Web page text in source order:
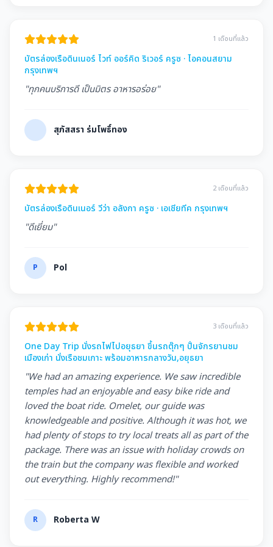
1 เดือนที่แล้ว
บัตรล่องเรือดินเนอร์ ไวท์ ออร์คิด ริเวอร์ ครูซ · ไอคอนสยาม
กรุงเทพฯ
"ทุกคนบริการดี เป็นมิตร อาหารอร่อย"
สุภัสสรา ร่มโพธิ์ทอง
2 เดือนที่แล้ว
บัตรล่องเรือดินเนอร์ วีว่า อลังกา ครูซ · เอเชียทีค กรุงเทพฯ
"ดีเยี่ยม"
P Pol
3 เดือนที่แล้ว
One Day Trip นั่งรถไฟไปอยุธยา ขึ้นรถตุ๊กๆ ปั่นจักรยานชม
เมืองเก่า นั่งเรือชมเกาะ พร้อมอาหารกลางวัน,อยุธยา
"We had an amazing experience. We saw incredible
temples had an enjoyable and easy bike ride and
loved the boat ride. Omelet, our guide was
knowledgeable and positive. Although it was hot, we
had plenty of stops to try local treats all as part of the
package. There was an issue with holiday crowds on
the train but the company was flexible and worked
out everything. Highly recommend!"
R Roberta W